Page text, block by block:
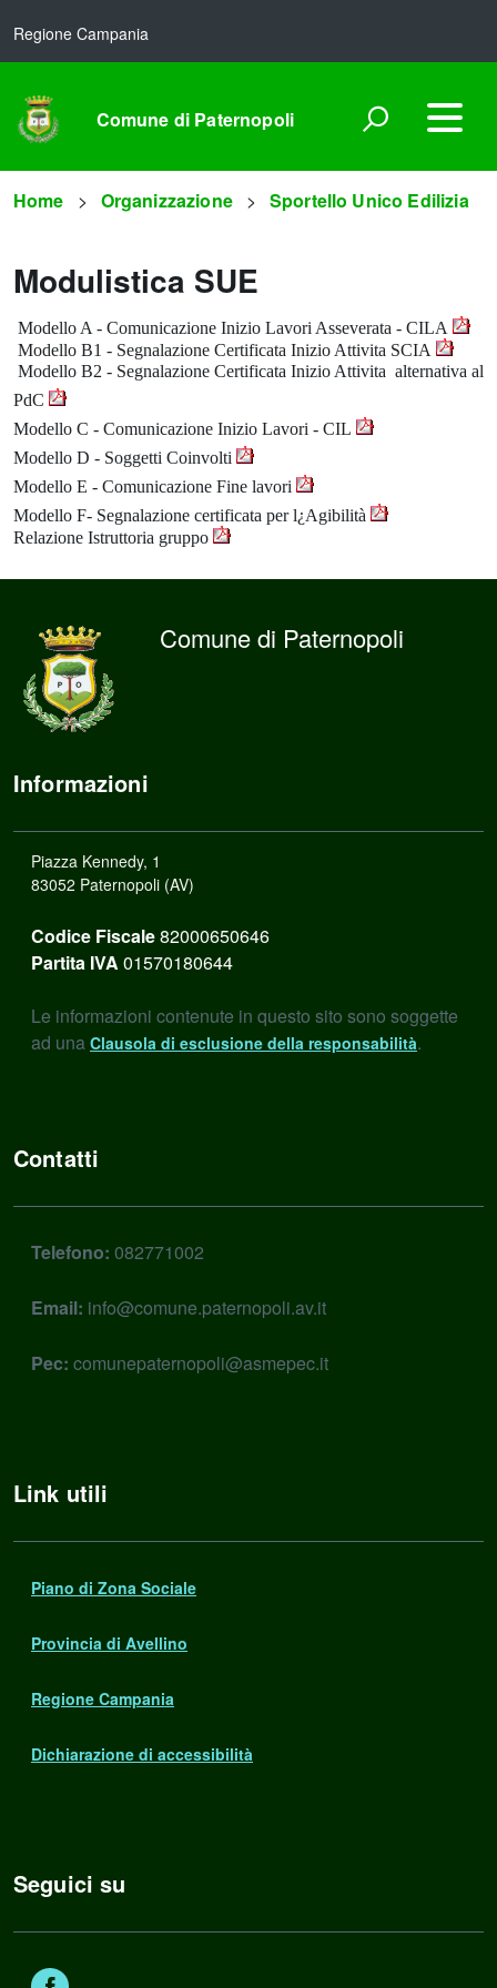
Regione Campania
Comune di Paternopoli
Home Organizzazione Sportello Unico Edilizia
Modulistica SUE
Modello A - Comunicazione Inizio Lavori Asseverata - CILA
Modello B1 - Segnalazione Certificata Inizio Attivita SCIA
Modello B2 - Segnalazione Certificata Inizio Attivita alternativa al
PdC
Modello C - Comunicazione Inizio Lavori - CIL
Modello D - Soggetti Coinvolti
Modello E - Comunicazione Fine lavori
Modello F- Segnalazione certificata per l¿Agibilità
Relazione Istruttoria gruppo
Comune di Paternopoli
Informazioni
Piazza Kennedy, 1
83052 Paternopoli (AV)
Codice Fiscale82000650646
Partita IVA 01570180644
Le informazioni contenute in questo sito sono soggette
ad una Clausola di esclusione della responsabilità.
Contatti
Telefono: 082771002
Email: info@comune.paternopoli.av.it
Pec: comunepaternopoli@asmepec.it
Link utili
Piano di Zona Sociale
Provincia di Avellino
Regione Campania
Dichiarazione di accessibilità
Seguici su